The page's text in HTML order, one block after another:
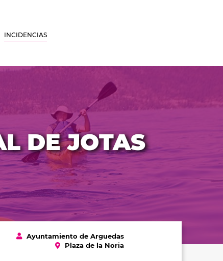
INCIDENCIAS
DE JOTAS
Ayuntamiento de Arguedas
Plaza de la Noria